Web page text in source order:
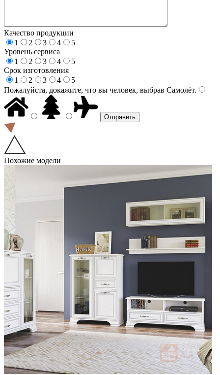
Качество продукции
1
2 3 4
5
Уровень сервиса
1
2 3 4
5
Срок изготовления
1
2 3 4
5
Пожалуйста, докажите, что вы человек, выбрав Самолёт.
Похожие модели